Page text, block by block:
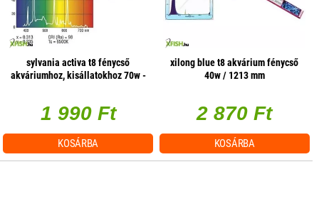
sylvania activa t8 fénycső
akváriumhoz, kisállatokhoz 70w -
1 990 Ft
KOSÁRBA
xilong blue t8 akvárium fénycső
40w / 1213 mm
2 870 Ft
KOSÁRBA